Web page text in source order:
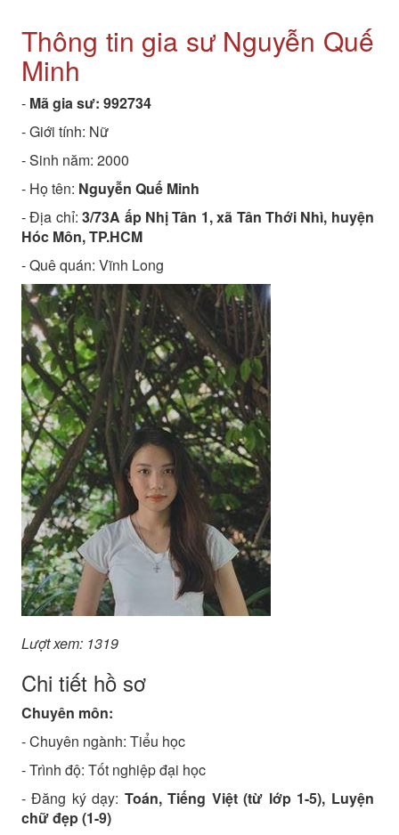
Thông tin gia sư Nguyễn Quế
Minh
- Mã gia sư: 992734
- Giới tính: Nữ
- Sinh năm: 2000
- Họ tên: Nguyễn Quế Minh
- Địa chỉ:3/73A ấp Nhị Tân 1, xã Tân Thới Nhì, huyện
Hóc Môn, TP.HCM
- Quê quán: Vĩnh Long
Lượt xem: 1319
Chi tiết hồ sơ
Chuyên môn:
- Chuyên ngành: Tiểu học
- Trình độ: Tốt nghiệp đại học
- Đăng ký dạy: Toán, Tiếng Việt (từ lớp 1-5), Luyện
chữ đẹp (1-9)